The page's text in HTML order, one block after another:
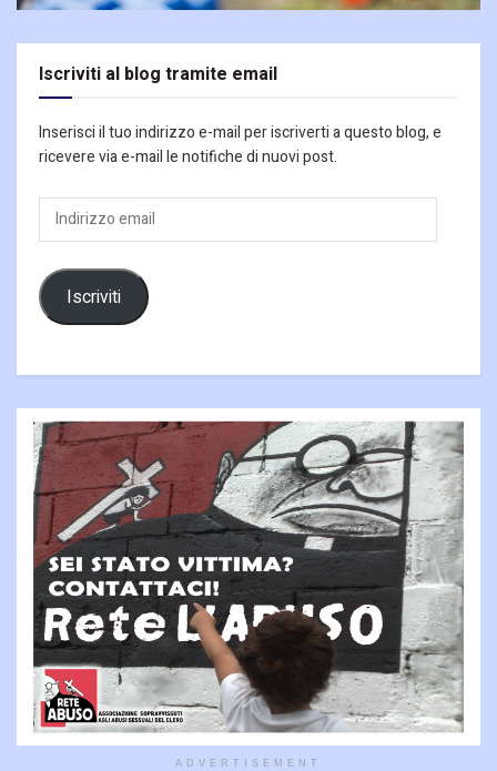
Iscriviti al blog tramite email
Inserisci il tuo indirizzo e-mail per iscriverti a questo blog, e
ricevere via e-mail le notifiche di nuovi post.
Indirizzo
email
Iscriviti
ADVERTISEMENT